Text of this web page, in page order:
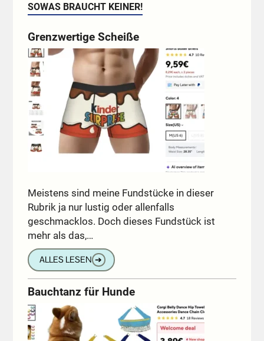
SOWAS BRAUCHT KEINER!
Grenzwertige Scheiße
Meistens sind meine Fundstücke in dieser
Rubrik ja nur lustig oder allenfalls
geschmacklos. Doch dieses Fundstück ist
mehr als das,…
ALLES LESEN ➔
Bauchtanz für Hunde